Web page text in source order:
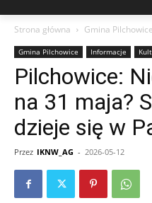
Strona główna Gmina Pilchowice
Gmina Pilchowice Informacje
Pilchowice:
na 31 maja?
dzieje się w
Przez IKNW_AG - 2026-05-12